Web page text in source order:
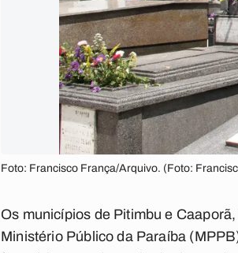
Foto: Francisco França/Arquivo. (Foto:
Os municípios de Pitimbu e
Ministério Público da Paraíba